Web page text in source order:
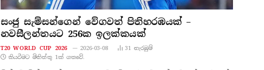
සංජු සැම්සන්ගෙන් වේගවත් පිතිහරඹයක් –
නවසීලන්තයට 256ක ඉලක්කයක්
T20 WORLD CUP 2026 2026-03-08 31 නැරඹු​ම්
කියවීමට මිනිත්තු 1ක් ගතවේ.